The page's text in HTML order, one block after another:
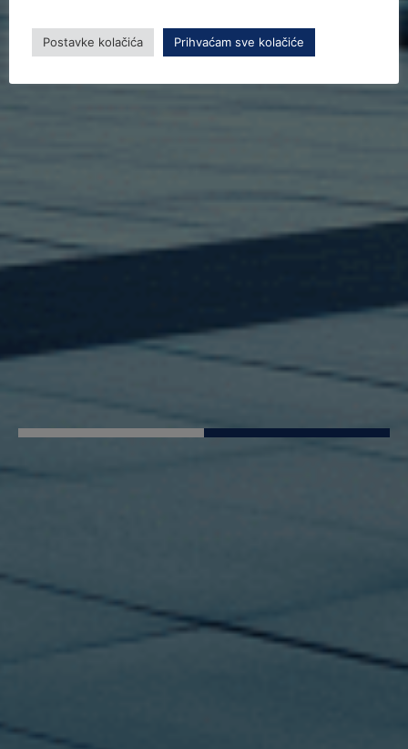
Postavke kolačića Prihvaćam sve kolačiće